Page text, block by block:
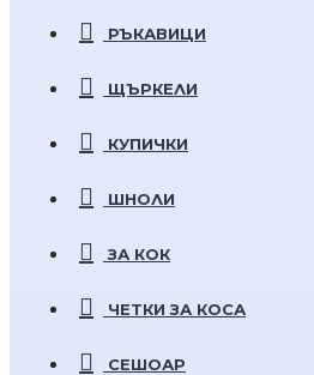
РЪКАВИЦИ
ЩЪРКЕЛИ
КУПИЧКИ
ШНОЛИ
ЗА КОК
ЧЕТКИ ЗА КОСА
СЕШОАР